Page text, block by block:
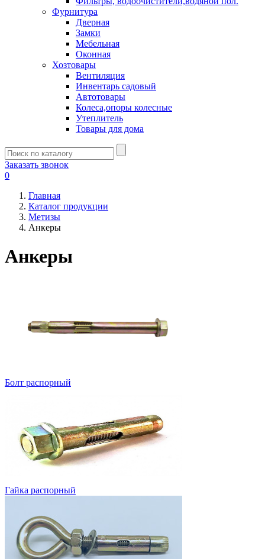
Фурнитура
Дверная
Замки
Мебельная
Оконная
Хозтовары
Вентиляция
Инвентарь садовый
Автотовары
Колеса,опоры колесные
Утеплитель
Товары для дома
Заказать звонок
0
Главная
Каталог продукции
Метизы
Анкеры
Анкеры
Болт распорный
Гайка распорный